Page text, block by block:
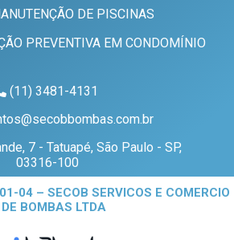
DE PISCINAS
PREVENTIVA EM CONDOMÍNIO
(11) 3481-4131
7 - Tatuapé, São Paulo - SP,
03316-100
04 – SECOB SERVICOS E COMERCIO
DE BOMBAS LTDA